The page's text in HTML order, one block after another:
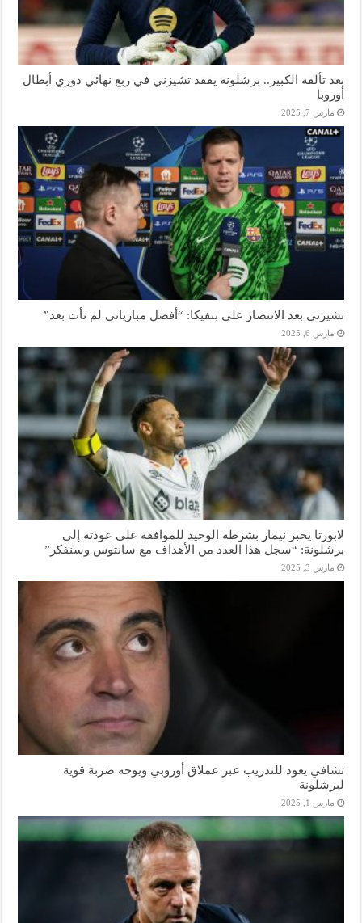
بعد تألقه الكبير.. برشلونة يفقد تشيزني في ربع نهائي دوري أبطال
أوروبا
مارس 7, 2025
تشيزني بعد الانتصار على بنفيكا: “أفضل مبارياتي لم تأت بعد”
مارس 6, 2025
لابورتا يخبر نيمار بشرطه الوحيد للموافقة على عودته إلى
برشلونة: “سجل هذا العدد من الأهداف مع سانتوس وسنفكر”
مارس 3, 2025
تشافي يعود للتدريب عبر عملاق أوروبي ويوجه ضربة قوية
لبرشلونة
مارس 1, 2025